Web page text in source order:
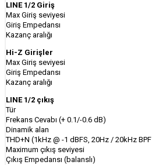
LINE 1/2 Giriş
Max Giriş seviyesi
Giriş Empedansı
Kazanç aralığı
Hi-Z Girişler
Max Giriş seviyesi
Giriş Empedansı
Kazanç aralığı
LINE 1/2 çıkış
Tür
Frekans Cevabı (+ 0.1/-0.6 dB)
Dinamik alan
THD+N (1kHz @ -1 dBFS, 20Hz / 20kHz BPF
Maximum çıkış seviyesi
Çıkış Empedansı (balanslı)